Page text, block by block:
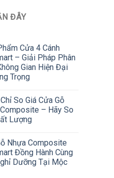
ĐÂY
Cửa 4 Cánh
– Giải Pháp Phân
Gian Hiện Đại
Trọng
So Giá Cửa Gỗ
– Hãy So
Lượng
Nhựa Composite
Đồng Hành Cùng
Dưỡng Tại Mộc